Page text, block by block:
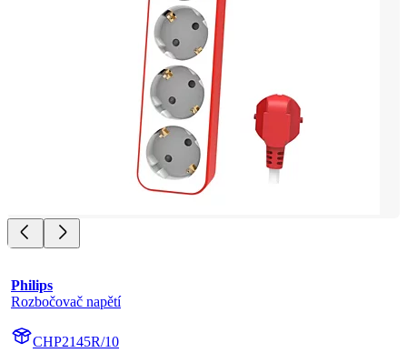
Philips
Rozbočovač napětí
CHP2145R/10